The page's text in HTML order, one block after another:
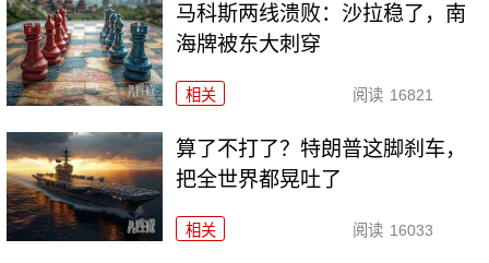
马科斯两线溃败：沙拉稳了，南
海牌被东大刺穿
相关 阅读 16821
算了不打了？特朗普这脚刹车，
把全世界都晃吐了
相关 阅读 16033